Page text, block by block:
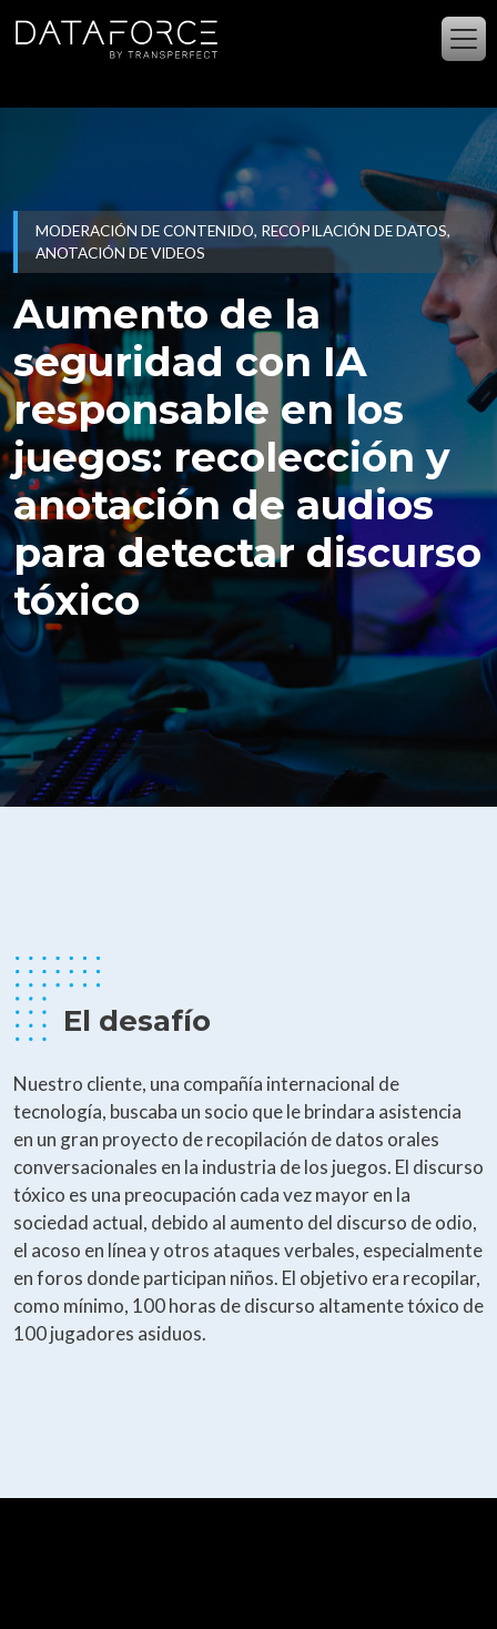
MODERACIÓN DE CONTENIDO, RECOPILACIÓN DE DATOS,
ANOTACIÓN DE VIDEOS
Aumento de la
seguridad con IA
responsable en los
juegos: recolección y
anotación de audios
para detectar discurso
tóxico
El desafío
Nuestro cliente, una compañía internacional de
tecnología, buscaba un socio que le brindara asistencia
en un gran proyecto de recopilación de datos orales
conversacionales en la industria de los juegos. El discurso
tóxico es una preocupación cada vez mayor en la
sociedad actual, debido al aumento del discurso de odio,
el acoso en línea y otros ataques verbales, especialmente
en foros donde participan niños. El objetivo era recopilar,
como mínimo, 100 horas de discurso altamente tóxico de
100 jugadores asiduos.